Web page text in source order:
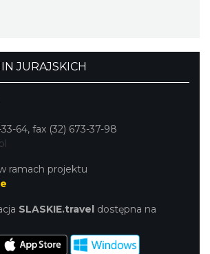
JURAJSKICH
64, fax (32) 673-37-98
ramach projektu
SLASKIE.travel dostępna na